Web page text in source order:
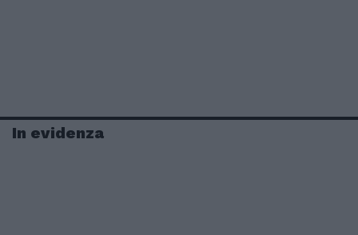
In evidenza